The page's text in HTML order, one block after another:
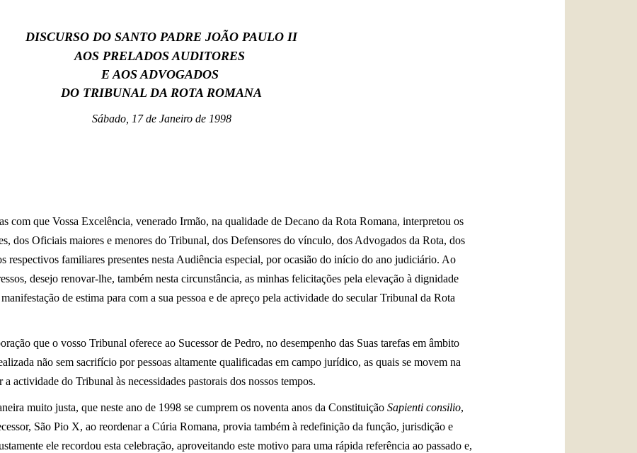
DISCURSO DO SANTO PADRE JOÃO PAULO II
AOS PRELADOS AUDITORES
E AOS ADVOGADOS
DO TRIBUNAL DA ROTA ROMANA
Sábado, 17 de Janeiro de 1998
com que Vossa Excelência, venerado Irmão, na qualidade de Decano da Rota Romana, interpretou os
dos Oficiais maiores e menores do Tribunal, dos Defensores do vínculo, dos Advogados da Rota, dos
respectivos familiares presentes nesta Audiência especial, por ocasião do início do ano judiciário. Ao
desejo renovar-lhe, também nesta circunstância, as minhas felicitações pela elevação à dignidade
de estima para com a sua pessoa e de apreço pela actividade do secular Tribunal da Rota
que o vosso Tribunal oferece ao Sucessor de Pedro, no desempenho das Suas tarefas em âmbito
não sem sacrifício por pessoas altamente qualificadas em campo jurídico, as quais se movem na
actividade do Tribunal às necessidades pastorais dos nossos tempos.
muito justa, que neste ano de 1998 se cumprem os noventa anos da Constituição Sapienti consilio,
São Pio X, ao reordenar a Cúria Romana, provia também à redefinição da função, jurisdição e
ele recordou esta celebração, aproveitando este motivo para uma rápida referência ao passado e,